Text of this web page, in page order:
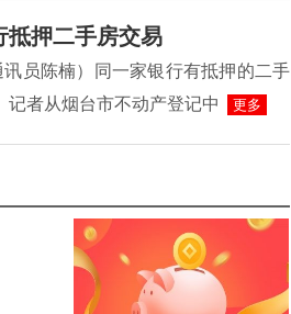
抵押二手房交易
员陈楠）同一家银行有抵押的二手
者从烟台市不动产登记中
更多